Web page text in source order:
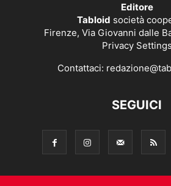
Editore
Tabloid società
Firenze, Via Giovanni dalle
Privacy Settings
Contattaci:
SEGUICI